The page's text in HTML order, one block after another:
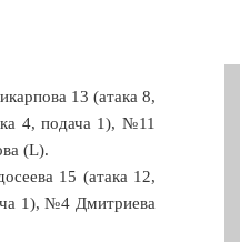
13 (атака 8,
4, подача 1), №11
(L).
15 (атака 12,
1), №4 Дмитриева